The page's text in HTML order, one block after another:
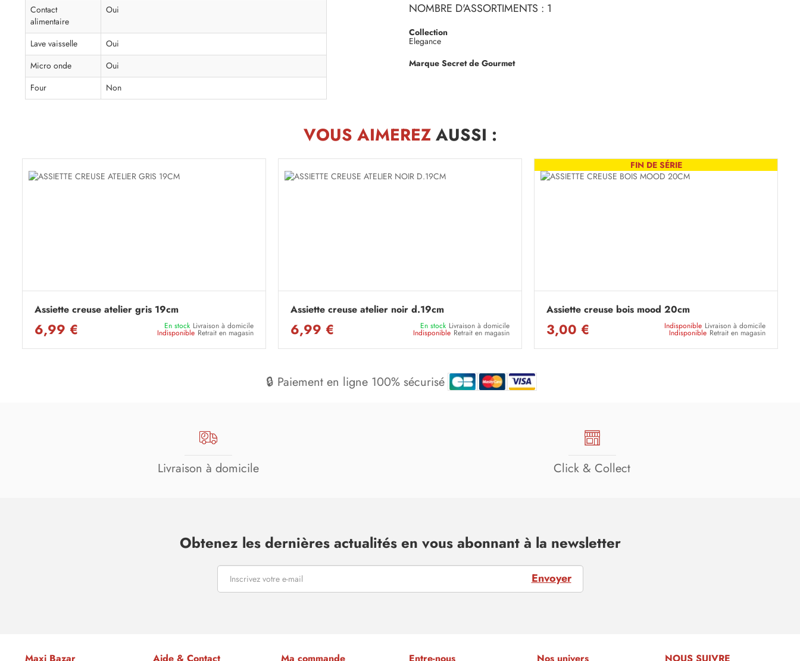
Contact
alimentaire
Oui
Lave vaisselle
Oui
Micro onde
Oui
Four
Non
NOMBRE D'ASSORTIMENTS : 1
Collection
Elegance
Marque Secret de Gourmet
VOUS AIMEREZAUSSI :
Assiette creuse atelier gris 19cm
6,99 € En stock Livraison à domicile
Indisponible Retrait en magasin
Assiette creuse atelier noir d.19cm
6,99 € En stock Livraison à domicile
Indisponible Retrait en magasin
FIN DE SÉRIE
Assiette creuse bois mood 20cm
3,00 € Indisponible Livraison à domicile
Indisponible Retrait en magasin
🔒 Paiement en ligne 100% sécurisé
Livraison à domicile Click & Collect
Obtenez les dernières actualités en vous abonnant à la newsletter
Envoyer